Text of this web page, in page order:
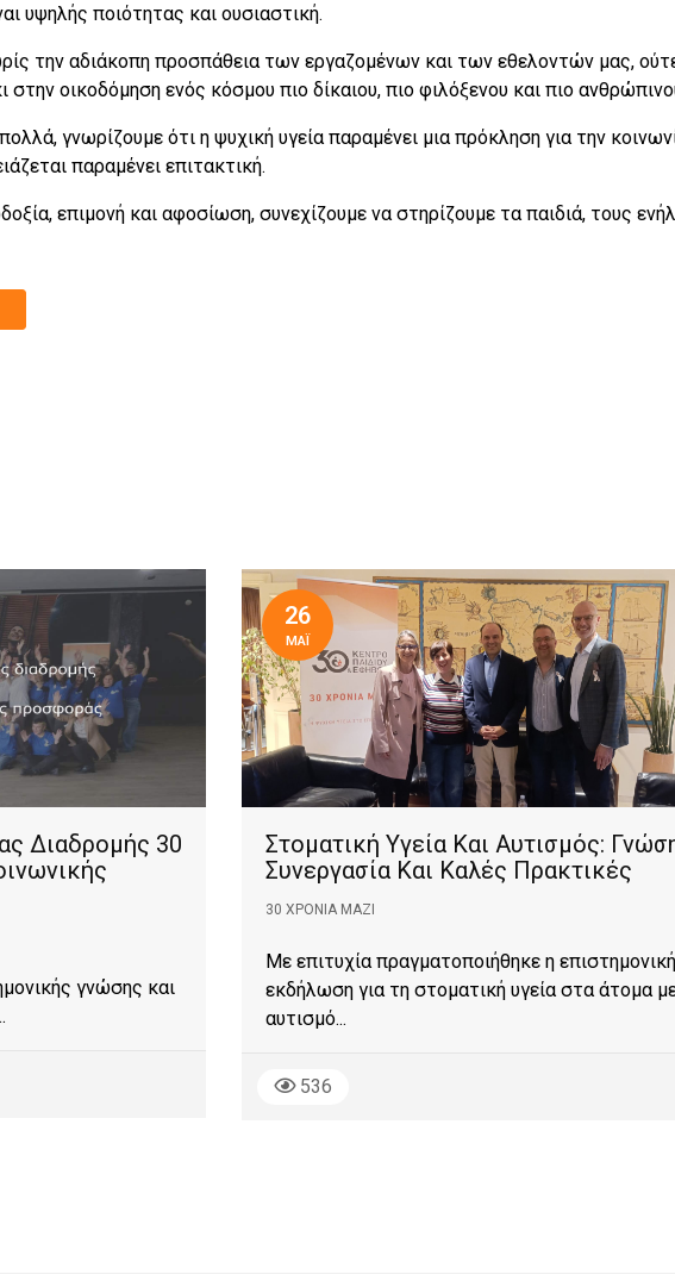
υψηλής ποιότητας και ουσιαστική.
την αδιάκοπη προσπάθεια των εργαζομένων και των εθελοντών μας,
στην οικοδόμηση ενός κόσμου πιο δίκαιου, πιο φιλόξενου και πιο
γνωρίζουμε ότι η ψυχική υγεία παραμένει μια πρόκληση για την
παραμένει επιτακτική.
επιμονή και αφοσίωση, συνεχίζουμε να στηρίζουμε τα παιδιά, τους
Διαδρομής 30
γνώσης και
26
ΜΆΙ
Στοματική Υγεία Και Αυτισμός:
Συνεργασία Και Καλές Πρακτικές
30 ΧΡΌΝΙΑ ΜΑΖΊ
Με επιτυχία πραγματοποιήθηκε η επιστημονική
εκδήλωση για τη στοματική υγεία στα άτομα
αυτισμό...
536